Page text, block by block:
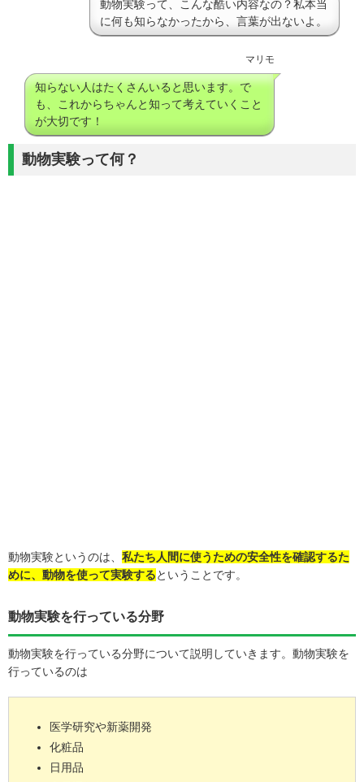
動物実験って、こんな酷い内容なの？私本当
に何も知らなかったから、言葉が出ないよ。
マリモ
知らない人はたくさんいると思います。で
も、これからちゃんと知って考えていくこと
が大切です！
動物実験って何？
動物実験というのは、 私たち人間に使うための安全性を確認するた
めに、動物を使って実験するということです。
動物実験を行っている分野
動物実験を行っている分野について説明していきます。動物実験を
行っているのは
医学研究や新薬開発
化粧品
日用品